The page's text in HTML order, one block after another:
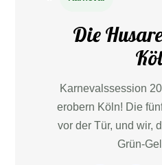
Die
Karnevalssession
erobern Köln! Die
vor der Tür, und wir,
Grün-